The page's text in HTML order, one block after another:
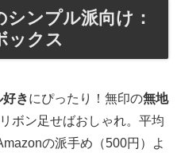
ンプル派向け：
ックス
きにぴったり！無印の無地
ボン足せばおしゃれ。平均
の派手め（500円）よ